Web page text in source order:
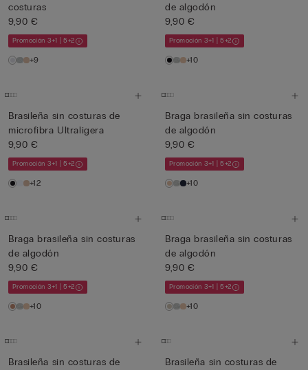
costuras
9,90 €
Promoción 3+1 | 5+2
+9
de algodón
9,90 €
Promoción 3+1 | 5+2
+10
Brasileña sin costuras de
microfibra Ultraligera
9,90 €
Promoción 3+1 | 5+2
+12
Braga brasileña sin costuras
de algodón
9,90 €
Promoción 3+1 | 5+2
+10
Braga brasileña sin costuras
de algodón
9,90 €
Promoción 3+1 | 5+2
+10
Braga brasileña sin costuras
de algodón
9,90 €
Promoción 3+1 | 5+2
+10
Brasileña sin costuras de
Brasileña sin costuras de